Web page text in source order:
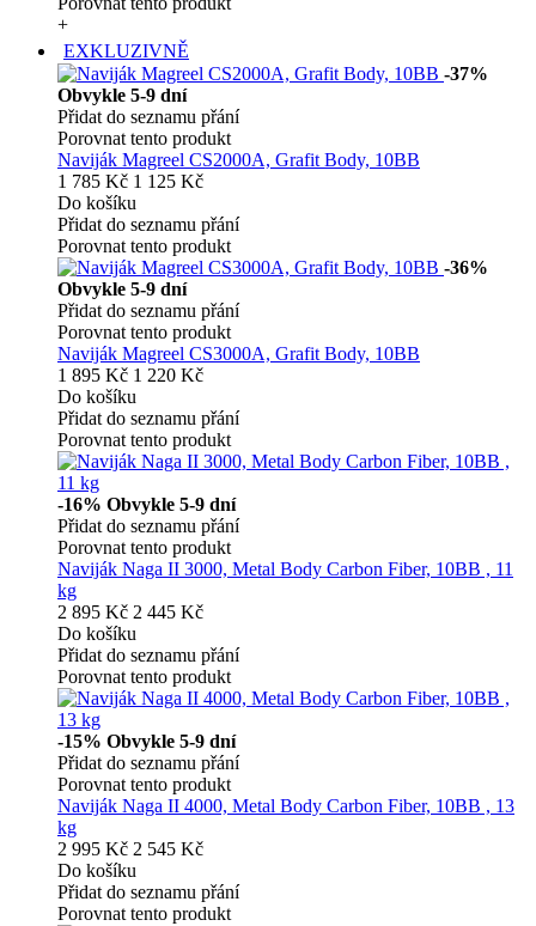
+
EXKLUZIVNĚ
-37%
Obvykle 5-9 dní
Přidat do seznamu přání
Porovnat tento produkt
Naviják Magreel CS2000A, Grafit Body, 10BB
1 785 Kč 1 125 Kč
Do košíku
Přidat do seznamu přání
Porovnat tento produkt
-36%
Obvykle 5-9 dní
Přidat do seznamu přání
Porovnat tento produkt
Naviják Magreel CS3000A, Grafit Body, 10BB
1 895 Kč 1 220 Kč
Do košíku
Přidat do seznamu přání
Porovnat tento produkt
-16% Obvykle 5-9 dní
Přidat do seznamu přání
Porovnat tento produkt
Naviják Naga II 3000, Metal Body Carbon Fiber, 10BB , 11
kg
2 895 Kč 2 445 Kč
Do košíku
Přidat do seznamu přání
Porovnat tento produkt
-15% Obvykle 5-9 dní
Přidat do seznamu přání
Porovnat tento produkt
Naviják Naga II 4000, Metal Body Carbon Fiber, 10BB , 13
kg
2 995 Kč 2 545 Kč
Do košíku
Přidat do seznamu přání
Porovnat tento produkt